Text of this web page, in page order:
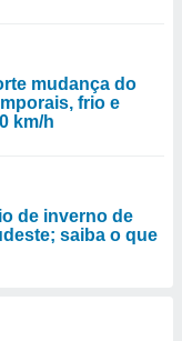
mudança do
frio e
km/h
de inverno de
saiba o que